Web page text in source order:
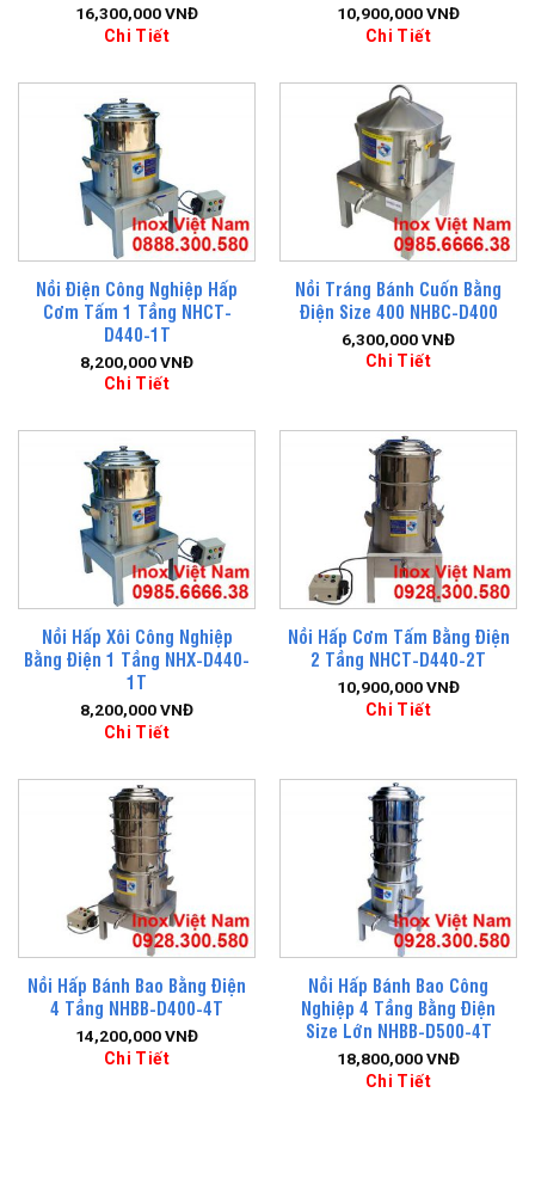
16,300,000VNĐ
Chi Tiết
10,900,000VNĐ
Chi Tiết
Nồi Điện Công Nghiệp Hấp
Cơm Tấm 1 Tầng NHCT-
D440-1T
8,200,000VNĐ
Chi Tiết
Nồi Tráng Bánh Cuốn Bằng
Điện Size 400 NHBC-D400
6,300,000VNĐ
Chi Tiết
Nồi Hấp Xôi Công Nghiệp
Bằng Điện 1 Tầng NHX-D440-
1T
8,200,000VNĐ
Chi Tiết
Nồi Hấp Cơm Tấm Bằng Điện
2 Tầng NHCT-D440-2T
10,900,000VNĐ
Chi Tiết
Nồi Hấp Bánh Bao Bằng Điện
4 Tầng NHBB-D400-4T
14,200,000VNĐ
Chi Tiết
Nồi Hấp Bánh Bao Công
Nghiệp 4 Tầng Bằng Điện
Size Lớn NHBB-D500-4T
18,800,000VNĐ
Chi Tiết